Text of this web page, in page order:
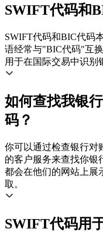
SWIFT代码和
SWIFT代码和BIC代码
语经常与"BIC代码"互
用于在国际交易中识别
如何查找我银
码？
你可以通过检查银行对
的客户服务来查找你银
都会在他们的网站上展
取。
SWIFT代码用